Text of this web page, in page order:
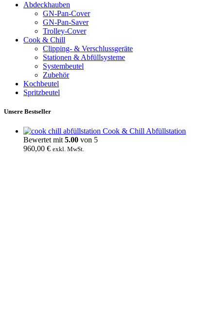
Abdeckhauben
GN-Pan-Cover
GN-Pan-Saver
Trolley-Cover
Cook & Chill
Clipping- & Verschluss­geräte
Stationen & Abfüll­systeme
Systembeutel
Zubehör
Kochbeutel
Spritzbeutel
Unsere Bestseller
Cook & Chill Abfüllstation
Bewertet mit 5.00 von 5
960,00 € exkl. MwSt.